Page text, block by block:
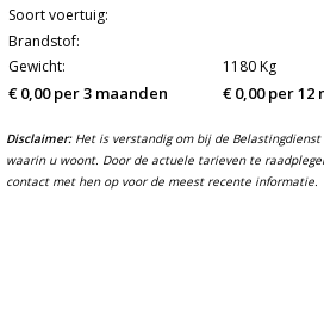
Soort voertuig:
Brandstof:
Gewicht:
1180 Kg
€ 0,00 per 3 maanden € 0,00 per 12
Disclaimer:Het is verstandig om bij de
waarin u woont. Door de actuele tarieven te
contact met hen op voor de meest recente informatie.